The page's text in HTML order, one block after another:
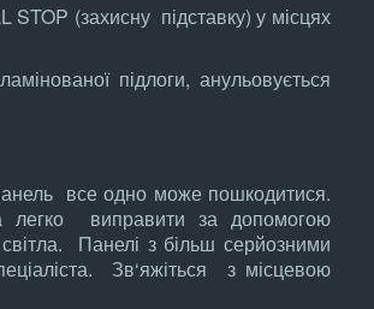
STOP (захисну підставку) у місцях
підлоги, анульовується
все одно може пошкодитися.
виправити за допомогою
Панелі з більш серйозними
Зв‘яжіться з місцевою